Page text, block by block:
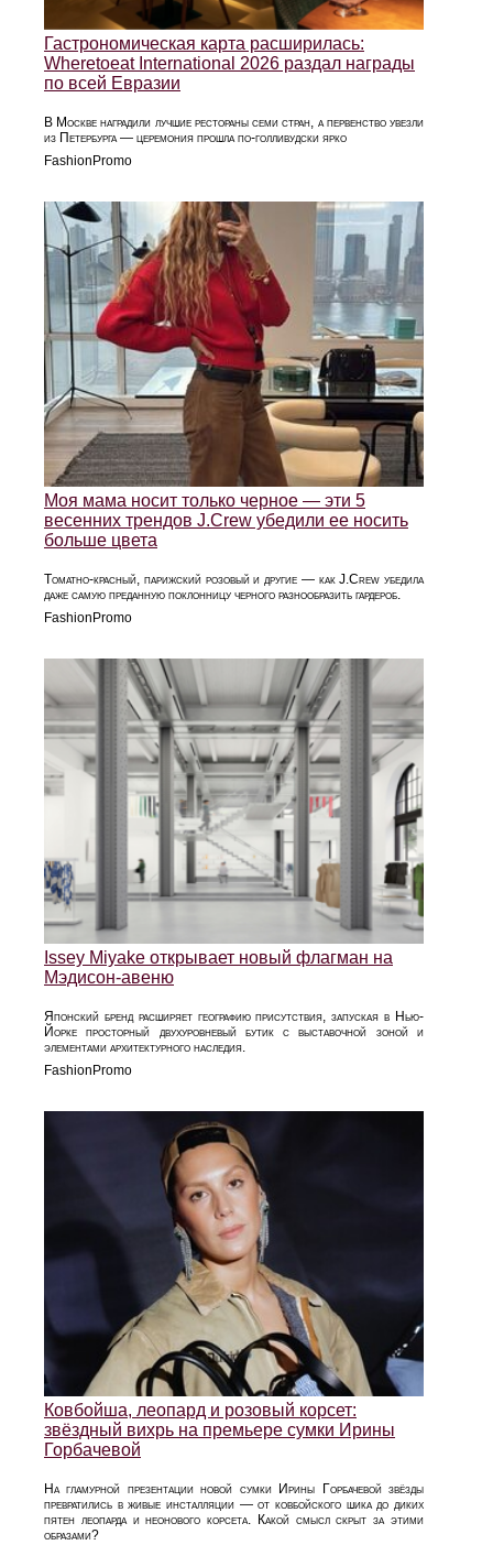
Гастрономическая карта расширилась:
Wheretoeat International 2026 раздал награды
по всей Евразии
В Москве наградили лучшие рестораны семи стран, а первенство увезли
из Петербурга — церемония прошла по-голливудски ярко
FashionPromo
Моя мама носит только черное — эти 5
весенних трендов J.Crew убедили ее носить
больше цвета
Томатно-красный, парижский розовый и другие — как J.Crew убедила
даже самую преданную поклонницу черного разнообразить гардероб.
FashionPromo
Issey Miyake открывает новый флагман на
Мэдисон-авеню
Японский бренд расширяет географию присутствия, запуская в Нью-
Йорке просторный двухуровневый бутик с выставочной зоной и
элементами архитектурного наследия.
FashionPromo
Ковбойша, леопард и розовый корсет:
звёздный вихрь на премьере сумки Ирины
Горбачевой
На гламурной презентации новой сумки Ирины Горбачевой звёзды
превратились в живые инсталляции — от ковбойского шика до диких
пятен леопарда и неонового корсета. Какой смысл скрыт за этими
образами?